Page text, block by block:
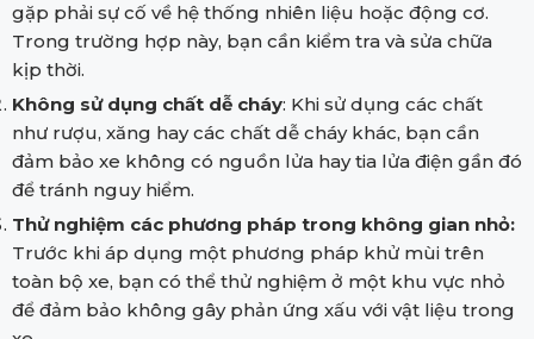
gặp phải sự cố về hệ thống nhiên liệu hoặc động cơ.
Trong trường hợp này, bạn cần kiểm tra và sửa chữa
kịp thời.
Không sử dụng chất dễ cháy: Khi sử dụng các chất
như rượu, xăng hay các chất dễ cháy khác, bạn cần
đảm bảo xe không có nguồn lửa hay tia lửa điện gần đó
để tránh nguy hiểm.
Thử nghiệm các phương pháp trong không gian nhỏ:
Trước khi áp dụng một phương pháp khử mùi trên
toàn bộ xe, bạn có thể thử nghiệm ở một khu vực nhỏ
để đảm bảo không gây phản ứng xấu với vật liệu trong